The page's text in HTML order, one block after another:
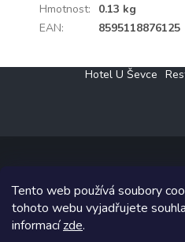
Tento web používá soubory
tohoto webu vyjadřujete
informacízde.
Hmotnost:
0.13 kg
EAN: 8595118876125
Hotel U Ševce
Copyright 2026Elektro Klesný
Grafický návrh vytvořil a na